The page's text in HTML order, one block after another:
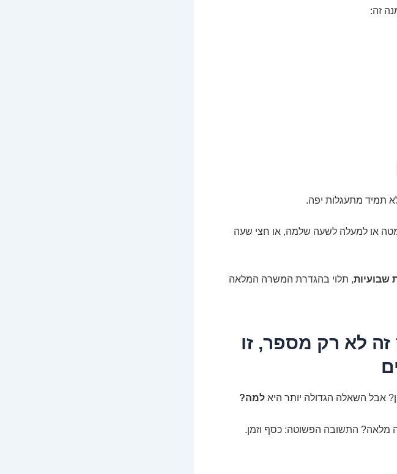
או למעלה לשעה שלמה, או חצי שעה
, תלוי בהגדרת המשרה המלאה
בכלל לבחור ב-75%? זה לא רק מספר, זו
אבל השאלה הגדולה יותר היא למה?
משרה במקום משרה מלאה? התשובה הפשוטה: כסף וזמן.